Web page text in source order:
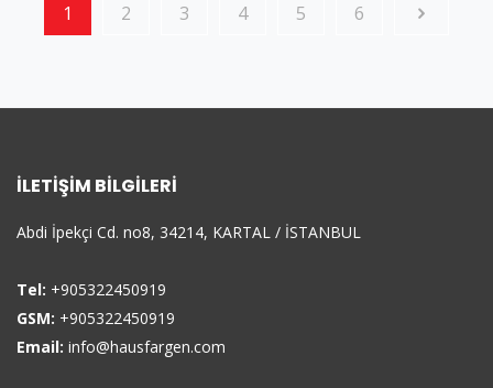
1 2 3 4 5 6
İLETIŞIM BILGILERI
Abdi İpekçi Cd. no8, 34214, KARTAL / İSTANBUL
Tel: +905322450919
GSM: +905322450919
Email: info@hausfargen.com